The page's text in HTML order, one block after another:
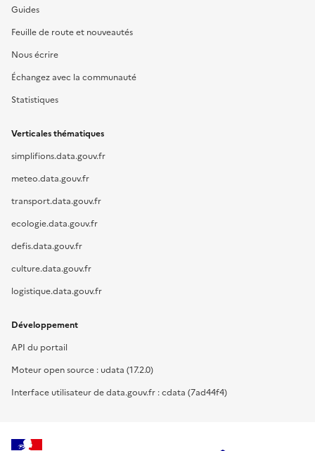
Guides
Feuille de route et nouveautés
Nous écrire
Échangez avec la communauté
Statistiques
Verticales thématiques
simplifions.data.gouv.fr
meteo.data.gouv.fr
transport.data.gouv.fr
ecologie.data.gouv.fr
defis.data.gouv.fr
culture.data.gouv.fr
logistique.data.gouv.fr
Développement
API du portail
Moteur open source : udata (17.2.0)
Interface utilisateur de data.gouv.fr : cdata (7ad44f4)